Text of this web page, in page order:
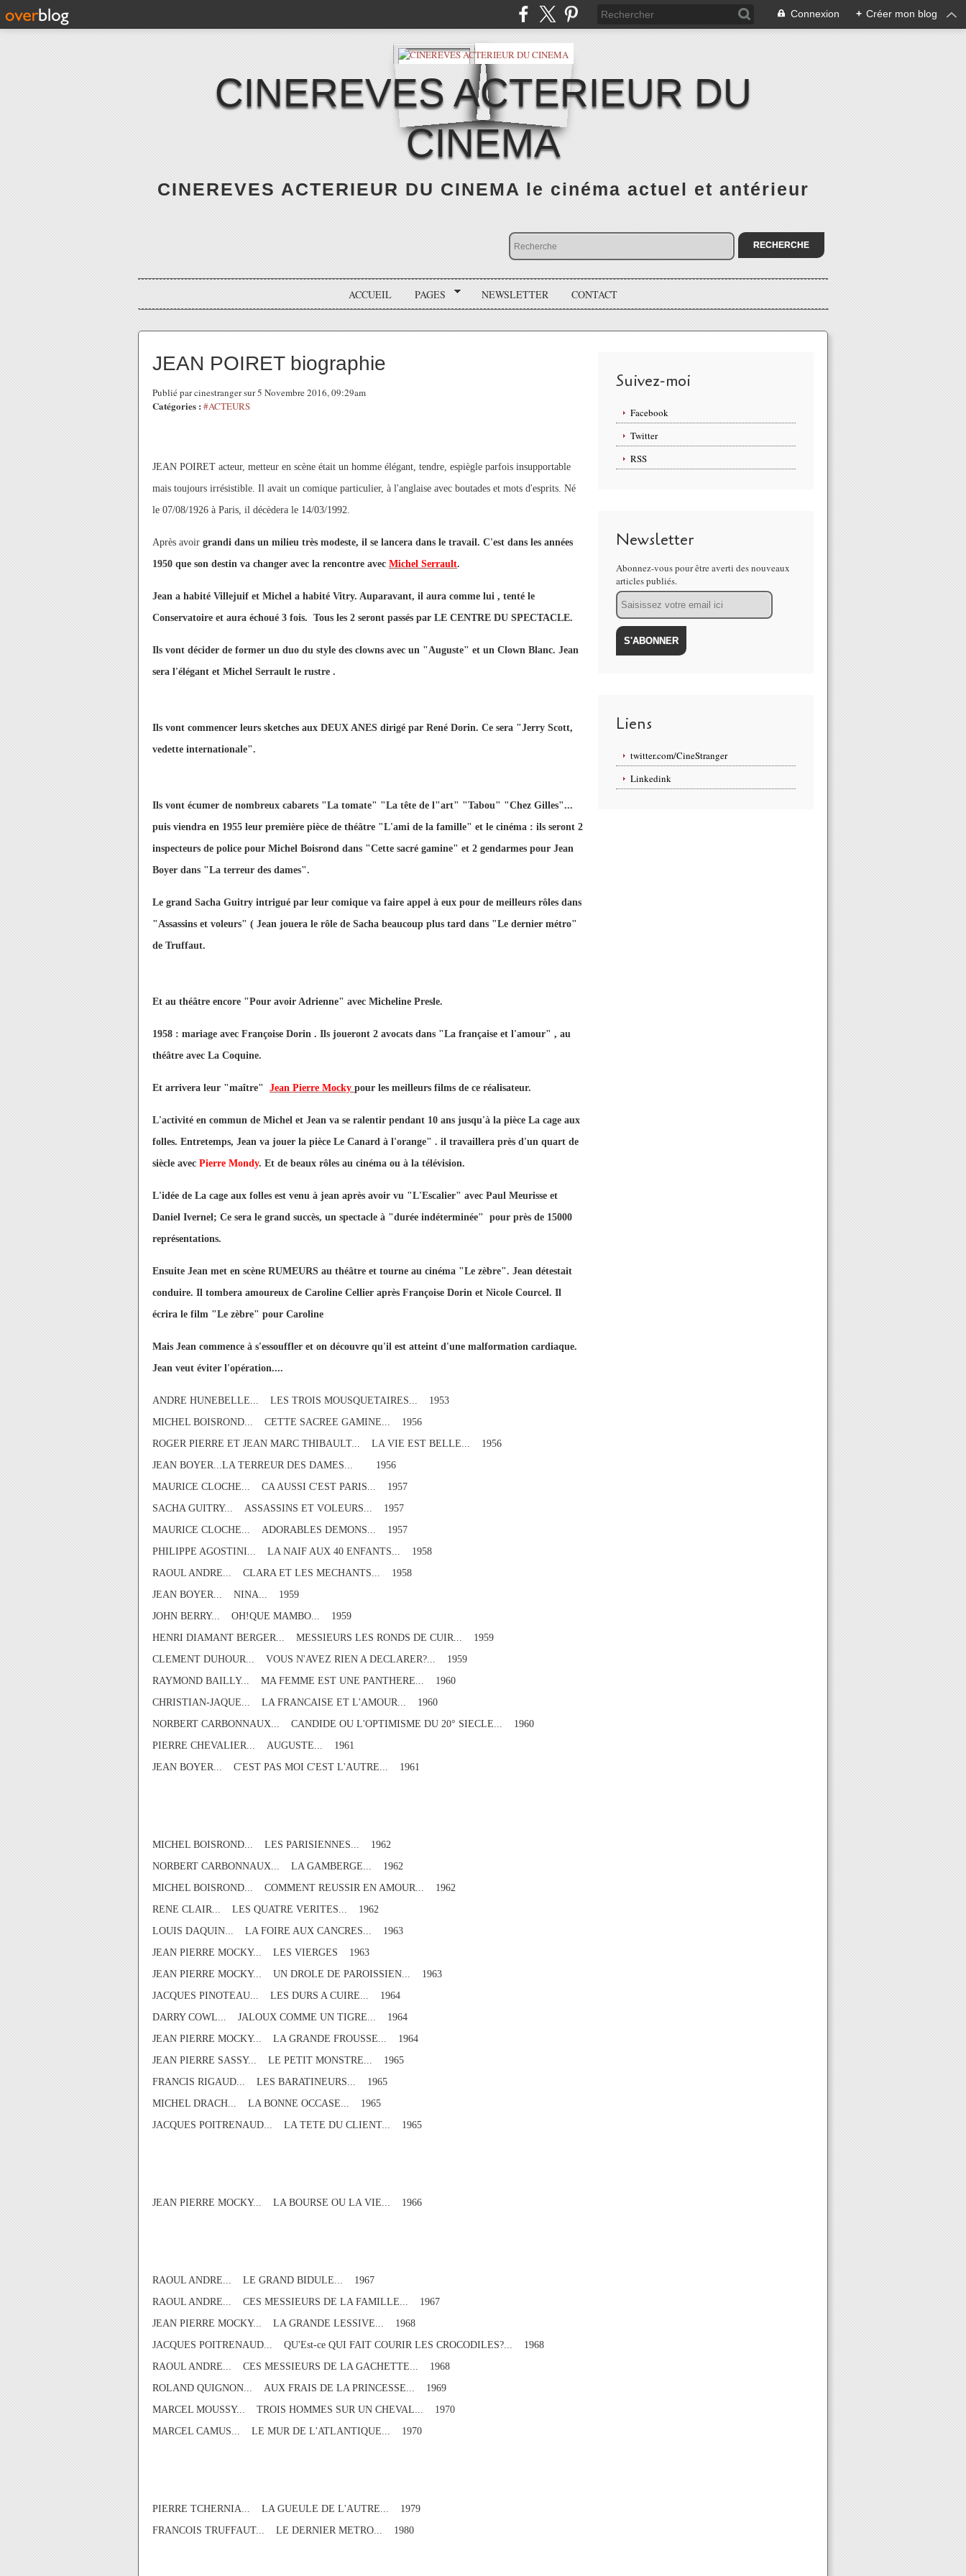
Connexion + Créer mon blog
CINEREVES ACTERIEUR DU
CINEMA
CINEREVES ACTERIEUR DU CINEMA le cinéma actuel et antérieur
ACCUEIL PAGES NEWSLETTER CONTACT
JEAN POIRET biographie
Publié par cinestranger sur 5 Novembre 2016, 09:29am
Catégories : #ACTEURS
JEAN POIRET acteur, metteur en scène était un homme élégant, tendre, espiègle parfois insupportable
mais toujours irrésistible. Il avait un comique particulier, à l'anglaise avec boutades et mots d'esprits. Né
le 07/08/1926 à Paris, il décèdera le 14/03/1992.
Après avoir grandi dans un milieu très modeste, il se lancera dans le travail. C'est dans les années
1950 que son destin va changer avec la rencontre avec Michel Serrault.
Jean a habité Villejuif et Michel a habité Vitry. Auparavant, il aura comme lui , tenté le
Conservatoire et aura échoué 3 fois. Tous les 2 seront passés par LE CENTRE DU SPECTACLE.
Ils vont décider de former un duo du style des clowns avec un "Auguste" et un Clown Blanc. Jean
sera l'élégant et Michel Serrault le rustre .
Ils vont commencer leurs sketches aux DEUX ANES dirigé par René Dorin. Ce sera "Jerry Scott,
vedette internationale".
Ils vont écumer de nombreux cabarets "La tomate" "La tête de l"art" "Tabou" "Chez Gilles"...
puis viendra en 1955 leur première pièce de théâtre "L'ami de la famille" et le cinéma : ils seront 2
inspecteurs de police pour Michel Boisrond dans "Cette sacré gamine" et 2 gendarmes pour Jean
Boyer dans "La terreur des dames".
Le grand Sacha Guitry intrigué par leur comique va faire appel à eux pour de meilleurs rôles dans
"Assassins et voleurs" ( Jean jouera le rôle de Sacha beaucoup plus tard dans "Le dernier métro"
de Truffaut.
Et au théâtre encore "Pour avoir Adrienne" avec Micheline Presle.
1958 : mariage avec Françoise Dorin . Ils joueront 2 avocats dans "La française et l'amour" , au
théâtre avec La Coquine.
Et arrivera leur "maître" Jean Pierre Mocky pour les meilleurs films de ce réalisateur.
L'activité en commun de Michel et Jean va se ralentir pendant 10 ans jusqu'à la pièce La cage aux
folles. Entretemps, Jean va jouer la pièce Le Canard à l'orange" . il travaillera près d'un quart de
siècle avec Pierre Mondy. Et de beaux rôles au cinéma ou à la télévision.
L'idée de La cage aux folles est venu à jean après avoir vu "L'Escalier" avec Paul Meurisse et
Daniel Ivernel; Ce sera le grand succès, un spectacle à "durée indéterminée" pour près de 15000
représentations.
Ensuite Jean met en scène RUMEURS au théâtre et tourne au cinéma "Le zèbre". Jean détestait
conduire. Il tombera amoureux de Caroline Cellier après Françoise Dorin et Nicole Courcel. Il
écrira le film "Le zèbre" pour Caroline
Mais Jean commence à s'essouffler et on découvre qu'il est atteint d'une malformation cardiaque.
Jean veut éviter l'opération....
ANDRE HUNEBELLE... LES TROIS MOUSQUETAIRES... 1953
MICHEL BOISROND... CETTE SACREE GAMINE... 1956
ROGER PIERRE ET JEAN MARC THIBAULT... LA VIE EST BELLE... 1956
JEAN BOYER...LA TERREUR DES DAMES... 1956
MAURICE CLOCHE... CA AUSSI C'EST PARIS... 1957
SACHA GUITRY... ASSASSINS ET VOLEURS... 1957
MAURICE CLOCHE... ADORABLES DEMONS... 1957
PHILIPPE AGOSTINI... LA NAIF AUX 40 ENFANTS... 1958
RAOUL ANDRE... CLARA ET LES MECHANTS... 1958
JEAN BOYER... NINA... 1959
JOHN BERRY... OH!QUE MAMBO... 1959
HENRI DIAMANT BERGER... MESSIEURS LES RONDS DE CUIR... 1959
CLEMENT DUHOUR... VOUS N'AVEZ RIEN A DECLARER?... 1959
RAYMOND BAILLY... MA FEMME EST UNE PANTHERE... 1960
CHRISTIAN-JAQUE... LA FRANCAISE ET L'AMOUR... 1960
NORBERT CARBONNAUX... CANDIDE OU L'OPTIMISME DU 20° SIECLE... 1960
PIERRE CHEVALIER... AUGUSTE... 1961
JEAN BOYER... C'EST PAS MOI C'EST L'AUTRE... 1961
MICHEL BOISROND... LES PARISIENNES... 1962
NORBERT CARBONNAUX... LA GAMBERGE... 1962
MICHEL BOISROND... COMMENT REUSSIR EN AMOUR... 1962
RENE CLAIR... LES QUATRE VERITES... 1962
LOUIS DAQUIN... LA FOIRE AUX CANCRES... 1963
JEAN PIERRE MOCKY... LES VIERGES 1963
JEAN PIERRE MOCKY... UN DROLE DE PAROISSIEN... 1963
JACQUES PINOTEAU... LES DURS A CUIRE... 1964
DARRY COWL... JALOUX COMME UN TIGRE... 1964
JEAN PIERRE MOCKY... LA GRANDE FROUSSE... 1964
JEAN PIERRE SASSY... LE PETIT MONSTRE... 1965
FRANCIS RIGAUD... LES BARATINEURS... 1965
MICHEL DRACH... LA BONNE OCCASE... 1965
JACQUES POITRENAUD... LA TETE DU CLIENT... 1965
JEAN PIERRE MOCKY... LA BOURSE OU LA VIE... 1966
RAOUL ANDRE... LE GRAND BIDULE... 1967
RAOUL ANDRE... CES MESSIEURS DE LA FAMILLE... 1967
JEAN PIERRE MOCKY... LA GRANDE LESSIVE... 1968
JACQUES POITRENAUD... QU'Est-ce QUI FAIT COURIR LES CROCODILES?... 1968
RAOUL ANDRE... CES MESSIEURS DE LA GACHETTE... 1968
ROLAND QUIGNON... AUX FRAIS DE LA PRINCESSE... 1969
MARCEL MOUSSY... TROIS HOMMES SUR UN CHEVAL... 1970
MARCEL CAMUS... LE MUR DE L'ATLANTIQUE... 1970
PIERRE TCHERNIA... LA GUEULE DE L'AUTRE... 1979
FRANCOIS TRUFFAUT... LE DERNIER METRO... 1980
Suivez-moi
Facebook
Twitter
RSS
Newsletter
Abonnez-vous pour être averti des nouveaux
articles publiés.
Email
Liens
twitter.com/CineStranger
Linkedink